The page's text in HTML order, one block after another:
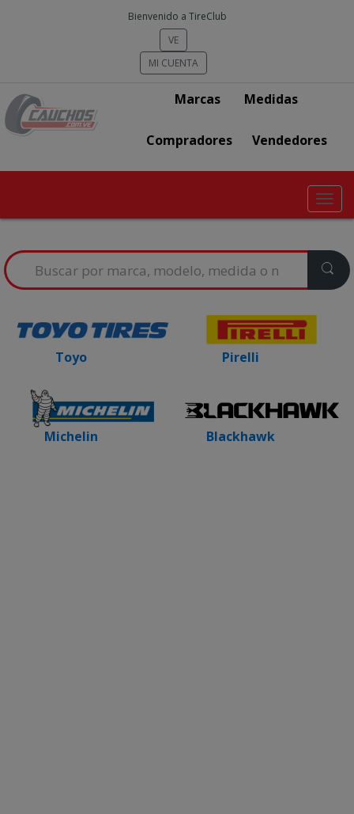
Bienvenido a TireClub
VE
MI CUENTA
Marcas Medidas
Compradores Vendedores
Search
for:
Toyo
Michelin
Pirelli
Blackhawk